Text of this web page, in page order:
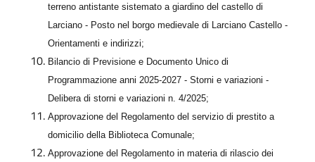
terreno antistante sistemato a giardino del castello di
Larciano - Posto nel borgo medievale di Larciano Castello -
Orientamenti e indirizzi;
Bilancio di Previsione e Documento Unico di
Programmazione anni 2025-2027 - Storni e variazioni -
Delibera di storni e variazioni n. 4/2025;
Approvazione del Regolamento del servizio di prestito a
domicilio della Biblioteca Comunale;
Approvazione del Regolamento in materia di rilascio dei